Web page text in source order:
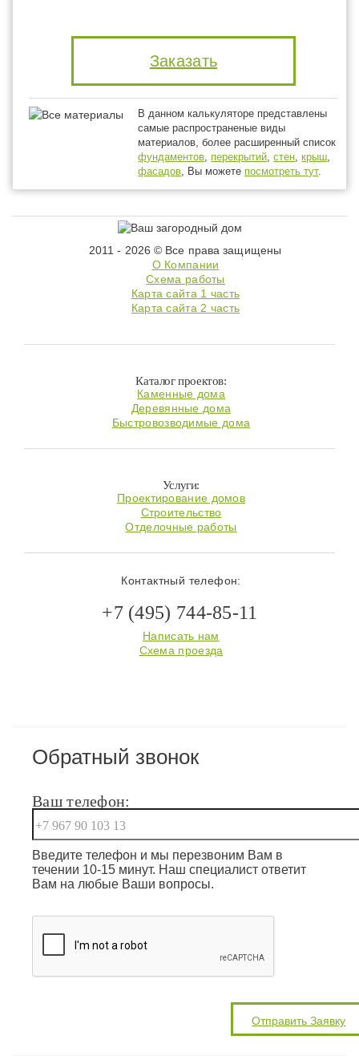
Заказать
В данном калькуляторе представлены
самые распространеные виды
материалов, более расширенный список
фундаментов, перекрытий,стен,крыш,
фасадов, Вы можете посмотреть тут.
2011 - 2026 © Все права защищены
О Компании
Схема работы
Карта сайта 1 часть
Карта сайта 2 часть
Каталог проектов:
Каменные дома
Деревянные дома
Быстровозводимые дома
Услуги:
Проектирование домов
Строительство
Отделочные работы
Контактный телефон:
+7 (495) 744-85-11
Написать нам
Схема проезда
Обратный звонок
Ваш телефон:
Введите телефон и мы перезвоним Вам в
течении 10-15 минут. Наш специалист ответит
Вам на любые Ваши вопросы.